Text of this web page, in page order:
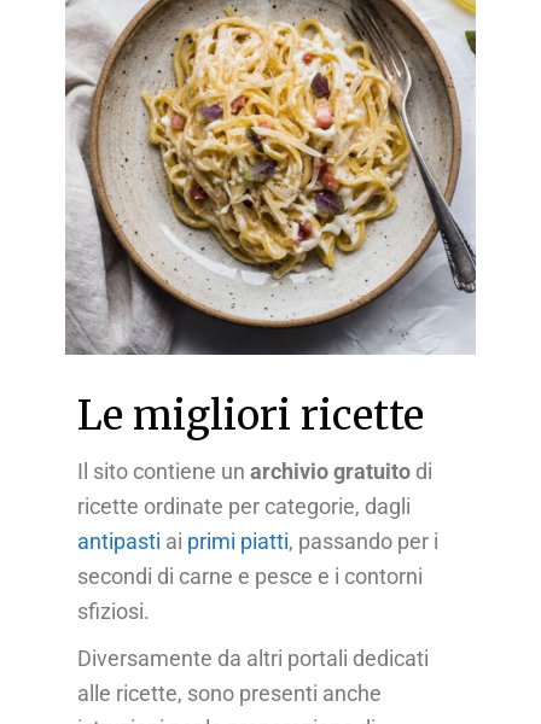
Le migliori ricette
Il sito contiene un archivio gratuito di
ricette ordinate per categorie, dagli
antipasti ai primi piatti, passando per i
secondi di carne e pesce e i contorni
sfiziosi.
Diversamente da altri portali dedicati
alle ricette, sono presenti anche